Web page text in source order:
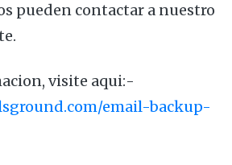
pueden contactar a nuestro
visite aqui:-
email-backup-